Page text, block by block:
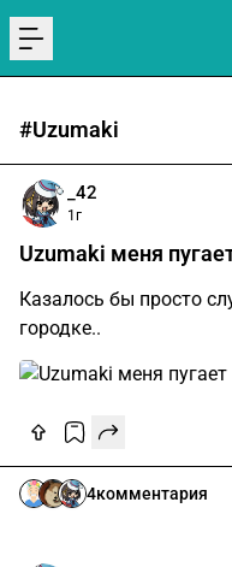
menu
#Uzumaki
_42
1г
Uzumaki меня
Казалось бы просто
городке..
4комментария